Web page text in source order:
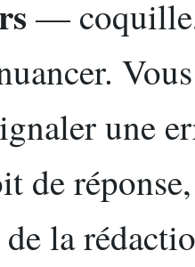
— coquille,
une
de
la